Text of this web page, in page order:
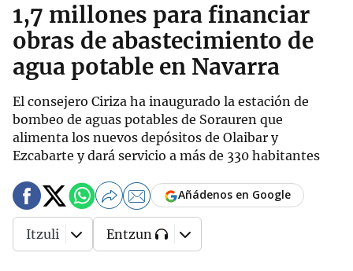
1,7 millones para financiar
obras de abastecimiento de
agua potable en Navarra
El consejero Ciriza ha inaugurado la estación de
bombeo de aguas potables de Sorauren que
alimenta los nuevos depósitos de Olaibar y
Ezcabarte y dará servicio a más de 330 habitantes
Añádenos en Google
Itzuli Entzun